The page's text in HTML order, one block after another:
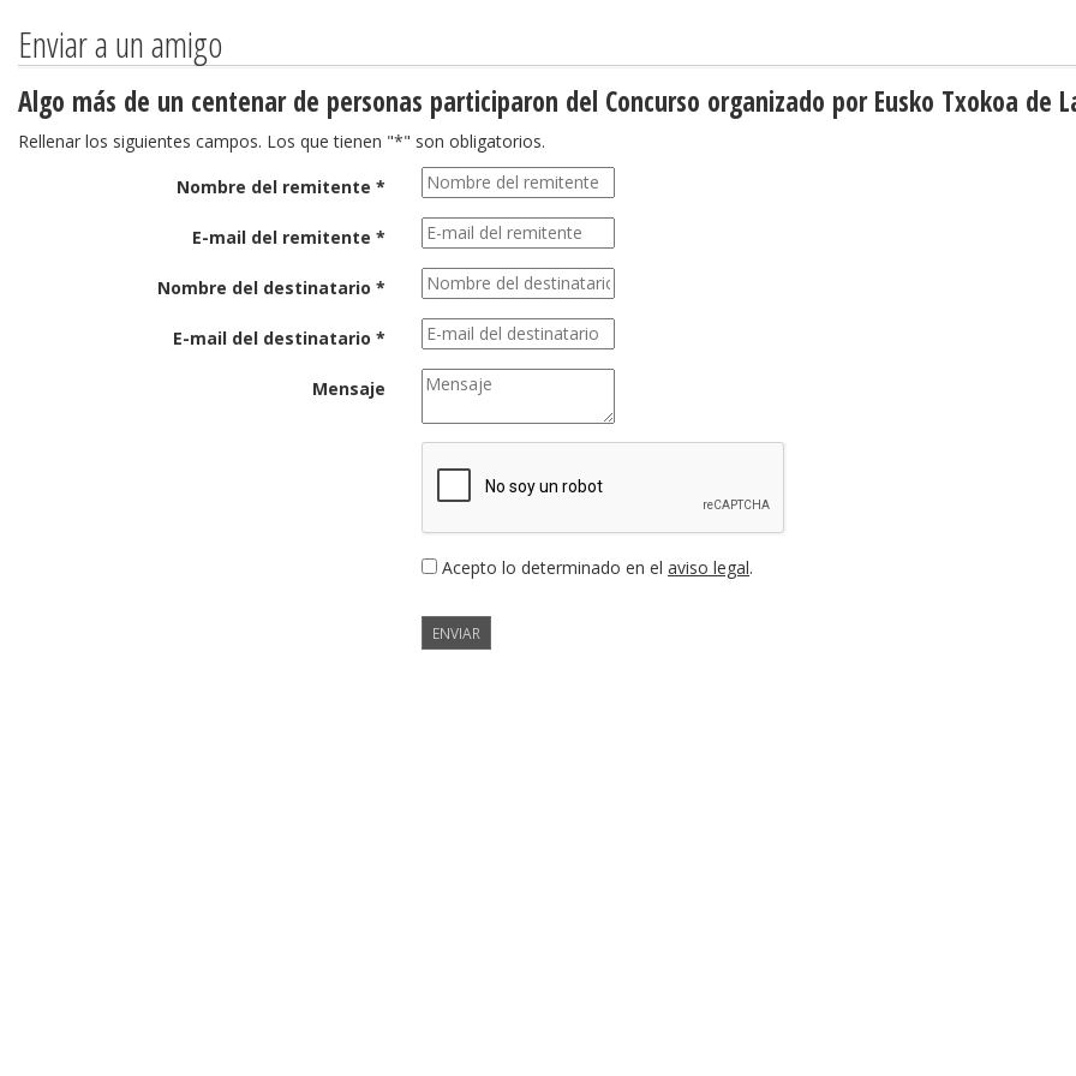
Enviar a un amigo
Algo más de un centenar de personas participaron del Concurso organizado por Eusko Txokoa de
Rellenar los siguientes campos. Los que tienen "*" son obligatorios.
Nombre del remitente *
E-mail del remitente *
Nombre del destinatario *
E-mail del destinatario *
Mensaje
Acepto lo determinado en el aviso legal.
ENVIAR